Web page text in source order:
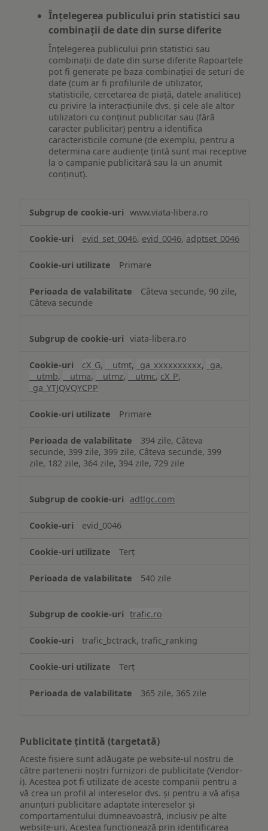
Înțelegerea publicului prin statistici sau
combinații de date din surse diferite
Înțelegerea publicului prin statistici sau
combinații de date din surse diferite Rapoartele
pot fi generate pe baza combinației de seturi de
date (cum ar fi profilurile de utilizator,
statisticile, cercetarea de piață, datele analitice)
cu privire la interacțiunile dvs. și cele ale altor
utilizatori cu conținut publicitar sau (fără
caracter publicitar) pentru a identifica
caracteristicile comune (de exemplu, pentru a
determina care audiențe țintă sunt mai receptive
la o campanie publicitară sau la un anumit
conținut).
www.viata-libera.ro
evid_set_0046, evid_0046, adptset_0046
Primare
Câteva secunde, 90 zile,
Câteva secunde
viata-libera.ro
cX_G, __utmt, _ga_xxxxxxxxxx, _ga,
__utmb, __utma, __utmz, __utmc, cX_P,
_ga_YTJQVQYCPP
Primare
394 zile, Câteva
secunde, 399 zile, 399 zile, Câteva secunde, 399
zile, 182 zile, 364 zile, 394 zile, 729 zile
adtlgc.com
evid_0046
Terț
540 zile
trafic.ro
trafic_bctrack, trafic_ranking
Terț
365 zile, 365 zile
Publicitate țintită (targetată)
Aceste fișiere sunt adăugate pe website-ul nostru de
către partenerii noștri furnizori de publicitate (Vendor-
i). Acestea pot fi utilizate de aceste companii pentru a
vă crea un profil al intereselor dvs. și pentru a vă afișa
anunțuri publicitare adaptate intereselor și
comportamentului dumneavoastră, inclusiv pe alte
website-uri. Acestea funcționează prin identificarea